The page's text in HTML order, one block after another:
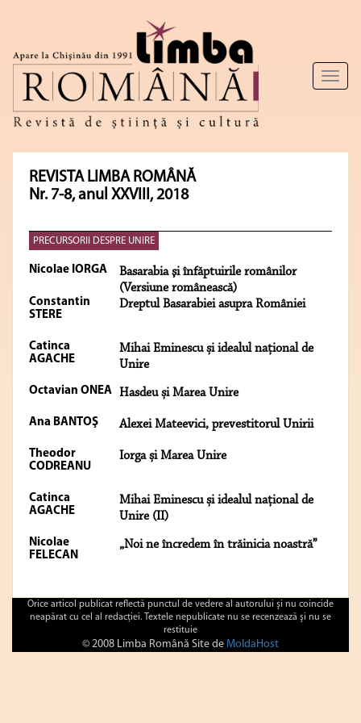
Toggle
REVISTA LIMBA ROMÂNĂ
Nr. 7-8, anul XXVIII, 2018
PRECURSORII DESPRE UNIRE
Nicolae IORGA
Basarabia şi înfăptuirile românilor
(Versiune românească)
Constantin
STERE
Dreptul Basarabiei asupra României
Catinca
AGACHE
Mihai Eminescu și idealul național de
Unire
Octavian ONEA Hasdeu și Marea Unire
Ana BANTOŞ Alexei Mateevici, prevestitorul Unirii
Theodor
CODREANU
Iorga și Marea Unire
Catinca
AGACHE
Mihai Eminescu și idealul național de
Unire (II)
Nicolae
FELECAN
„Noi ne încredem în trăinicia noastră”
Orice articol publicat reflectă punctul de vedere al autorului şi nu coincide
neapărat cu cel al redacţiei. Textele nepublicate nu se recenzează şi nu se
restituie
© 2008 Limba Română Site de MoldaHost